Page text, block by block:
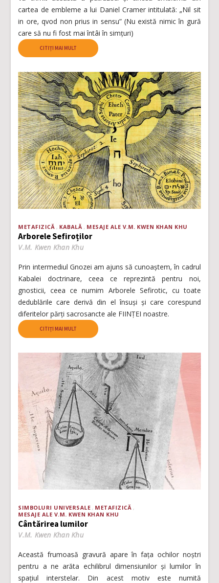
cartea de embleme a lui Daniel Cramer intitulată: „Nil sit
in ore, qvod non prius in sensu” (Nu există nimic în gură
care să nu fi fost mai întâi în simțuri)
CITIȚI MAI MULT
METAFIZICĂ KABALĂ MESAJE ALE V.M. KWEN KHAN KHU
Arborele Sefiroților
V.M. Kwen Khan Khu
Prin intermediul Gnozei am ajuns să cunoaștem, în cadrul
Kabalei doctrinare, ceea ce reprezintă pentru noi,
gnosticii, ceea ce numim Arborele Sefirotic, cu toate
dedublările care derivă din el însuși și care corespund
diferitelor părți sacrosancte ale FIINȚEI noastre.
CITIȚI MAI MULT
SIMBOLURI UNIVERSALE
METAFIZICĂ
MESAJE ALE V.M. KWEN KHAN KHU
Cântărirea lumilor
V.M. Kwen Khan Khu
Această frumoasă gravură apare în fața ochilor noștri
pentru a ne arăta echilibrul dimensiunilor și lumilor în
spațiul interstelar. Din acest motiv este numită